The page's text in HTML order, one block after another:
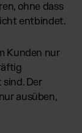
ohne dass
entbindet.
Kunden nur
Der
ausüben,